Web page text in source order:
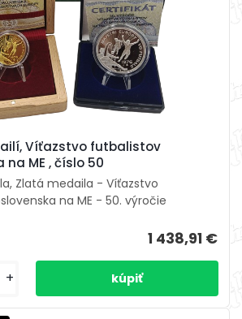
Víťazstvo futbalistov
na ME , číslo 50
Zlatá medaila - Víťazstvo
na ME - 50. výročie
1 438,91 €
+